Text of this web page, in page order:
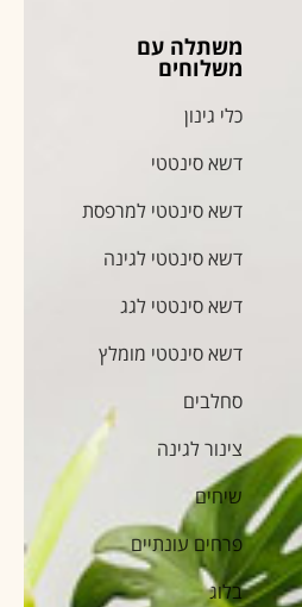
משתלה עם
משלוחים
כלי גינון
דשא סינטטי
דשא סינטטי למרפסת
דשא סינטטי לגינה
דשא סינטטי לגג
דשא סינטטי מומלץ
סחלבים
צינור לגינה
שיחים
פרחים עונתיים
בלוג